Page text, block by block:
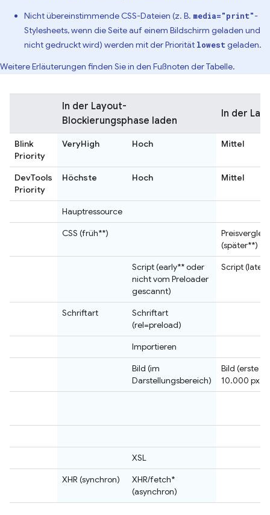
Nicht übereinstimmende CSS-Dateien (z. B. media="print"-
Stylesheets, wenn die Seite auf einem Bildschirm geladen und
nicht gedruckt wird) werden mit der Priorität lowest geladen.
Weitere Erläuterungen finden Sie in den Fußnoten der Tabelle.
In der Layout-
Blockierungsphase laden
In der
Blink
Priority
VeryHigh Hoch Mittel
DevTools
Priority
Höchste Hoch Mittel
Hauptressource
CSS (früh**)
(später**)
Script (early** oder
nicht vom Preloader
gescannt)
Script
Schriftart
Schriftart
(rel=preload)
Importieren
Bild (im
Darstellungsbereich)
Bild (erste 5
10.000 px2)
XSL
XHR (synchron)
XHR/fetch*
(asynchron)